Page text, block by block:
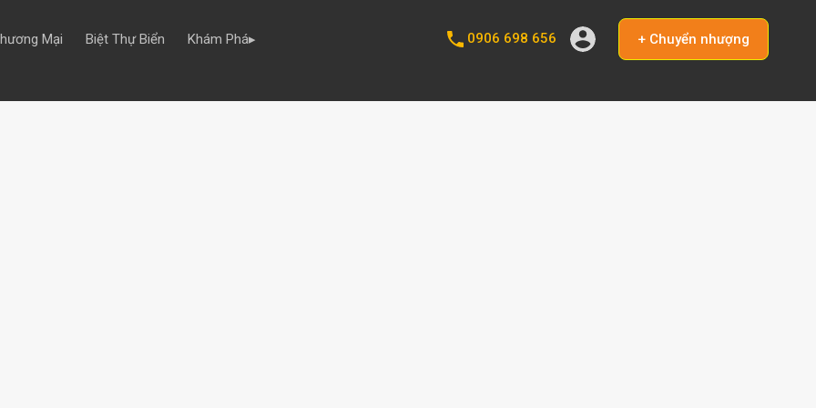
Mại Biệt Thự Biển Khám Phá▸ 0906 698 656 + Chuyển nhượng